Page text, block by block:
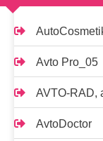
Avto Pro_05
AVTO-RAD,
AvtoDoctor